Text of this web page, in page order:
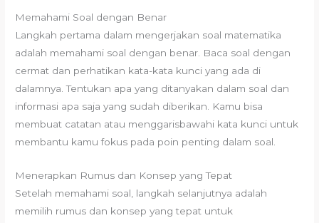
Memahami Soal dengan Benar
Langkah pertama dalam mengerjakan soal matematika
adalah memahami soal dengan benar. Baca soal dengan
cermat dan perhatikan kata-kata kunci yang ada di
dalamnya. Tentukan apa yang ditanyakan dalam soal dan
informasi apa saja yang sudah diberikan. Kamu bisa
membuat catatan atau menggarisbawahi kata kunci untuk
membantu kamu fokus pada poin penting dalam soal.
Menerapkan Rumus dan Konsep yang Tepat
Setelah memahami soal, langkah selanjutnya adalah
memilih rumus dan konsep yang tepat untuk